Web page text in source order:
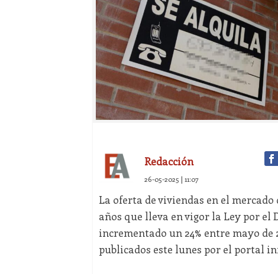
Redacción
26-05-2025 | 11:07
La oferta de viviendas en el
años que lleva en vigor la Ley por el
incrementado un 24% entre mayo de
publicados este lunes por el portal